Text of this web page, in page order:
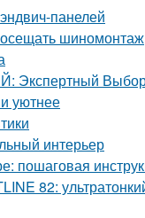
панелей
шиномонтаж
Выбор
уютнее
интерьер
пошаговая
82: